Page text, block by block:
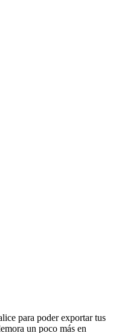
para poder exportar tus
un poco más en